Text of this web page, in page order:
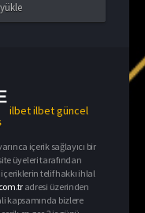
ilbetilbet güncel
içerik sağlayıcı bir
üyeleri tarafından
telif hakkı ihlal
adresi üzerinden
kapsamında bizlere